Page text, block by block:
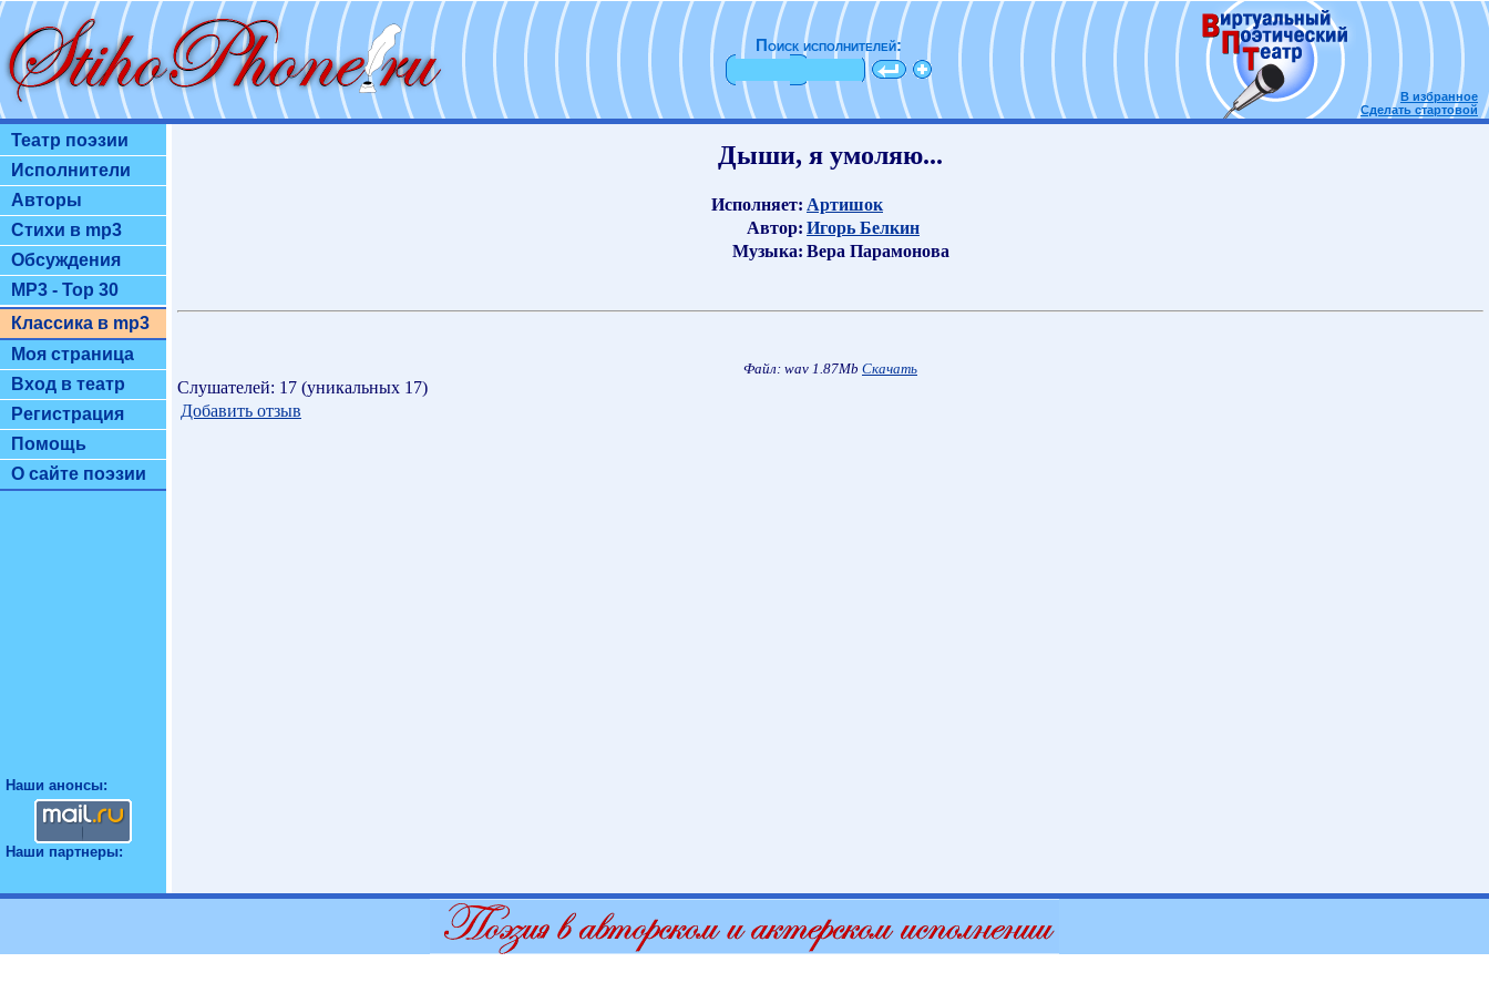
Поиск исполнителей:
В избранное
Сделать стартовой
Театр поэзии
Исполнители
Авторы
Стихи в mp3
Обсуждения
MP3 - Top 30
Классика в mp3
Моя страница
Вход в театр
Регистрация
Помощь
О сайте поэзии
Наши анонсы:
Наши партнеры:
Дыши, я умоляю...
Исполняет: Артишок
Автор: Игорь Белкин
Музыка: Вера Парамонова
Файл: wav 1.87Mb Скачать
Слушателей: 17 (уникальных 17)
Добавить отзыв